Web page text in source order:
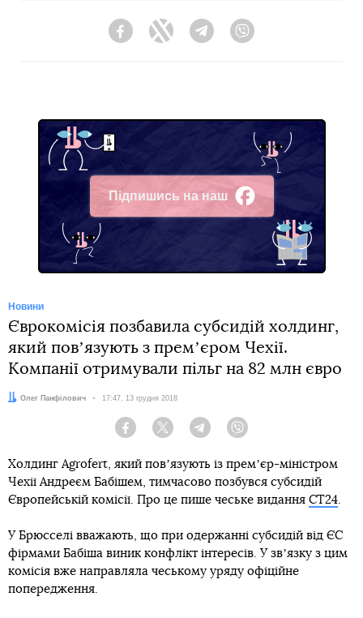
FacebookTwitter Telegram
Підпишись на наш
Facebook
Новини
Єврокомісія позбавила субсидій холдинг,
який повʼязують з премʼєром Чехії.
Компанії отримували пільг на 82 млн євро
Автор:
Олег Панфілович Дата:
17:47, 13 грудня 2018
Facebook Twitter Telegram
Холдинг Agrofert, який повʼязують із премʼєр-міністром
Чехії Андреєм Бабішем, тимчасово позбувся субсидій
Європейській комісії. Про це пише чеське видання CT24.
У Брюсселі вважають, що при одержанні субсидій від ЄС
фірмами Бабіша виник конфлікт інтересів. У звʼязку з цим
комісія вже направляла чеському уряду офіційне
попередження.